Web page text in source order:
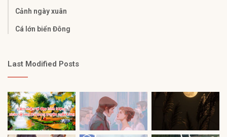
Cảnh ngày xuân
Cá lớn biển Đông
Last Modified Posts